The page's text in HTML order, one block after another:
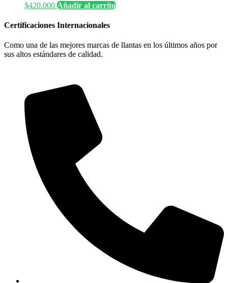
$420.000 Añadir al carrito
Certificaciones Internacionales
Como una de las mejores marcas de llantas en los últimos años por
sus altos estándares de calidad.